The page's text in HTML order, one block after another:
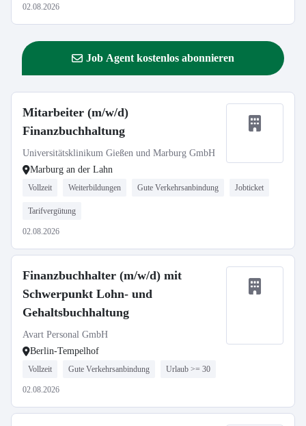
02.08.2026
Job Agent kostenlos abonnieren
Mitarbeiter (m/w/d)
Finanzbuchhaltung
Universitätsklinikum Gießen und Marburg GmbH
Marburg an der Lahn
Vollzeit Weiterbildungen Gute Verkehrsanbindung Jobticket
Tarifvergütung
02.08.2026
Finanzbuchhalter (m/w/d) mit
Schwerpunkt Lohn- und
Gehaltsbuchhaltung
Avart Personal GmbH
Berlin-Tempelhof
Vollzeit Gute Verkehrsanbindung Urlaub >= 30
02.08.2026